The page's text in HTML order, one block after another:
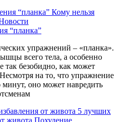
Кому нельзя
“планка”
упражнений – «планка».
всего тела, а особенно
безобидно, как может
на то, что упражнение
минут, оно может навредить
5 лучших